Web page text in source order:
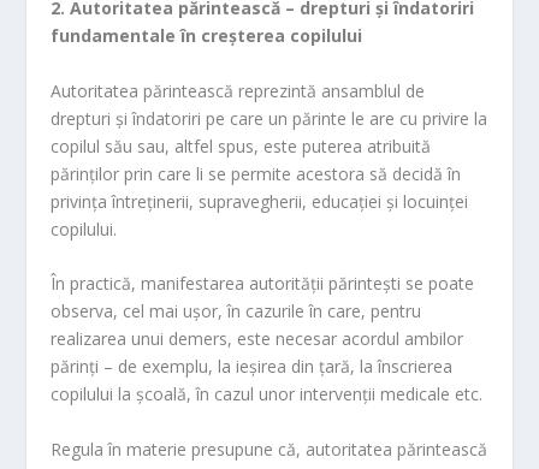
2. Autoritatea părintească – drepturiși îndatoriri
fundamentale în creșterea copilului
Autoritatea părintească reprezintă ansamblul de
drepturi și îndatoriri pe care un părinte le are cu privire la
copilul său sau, altfel spus, este puterea atribuită
părinților prin care li se permite acestora să decidă în
privința întreținerii, supravegherii, educației și locuinței
copilului.
În practică, manifestarea autorității părintești se poate
observa, cel mai ușor, în cazurile în care, pentru
realizarea unui demers, este necesar acordul ambilor
părinți – de exemplu, la ieșirea din țară, la înscrierea
copilului la școală, în cazul unor intervenții medicale etc.
Regula în materie presupune că, autoritatea părintească